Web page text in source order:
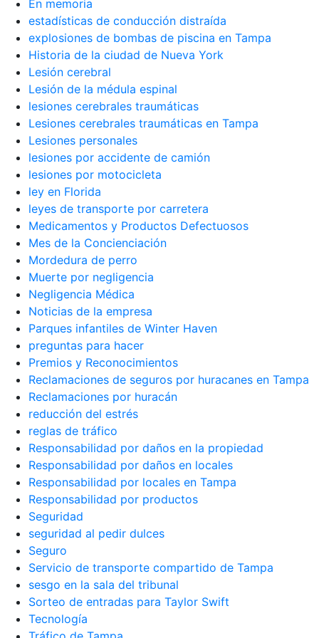
En memoria
estadísticas de conducción distraída
explosiones de bombas de piscina en Tampa
Historia de la ciudad de Nueva York
Lesión cerebral
Lesión de la médula espinal
lesiones cerebrales traumáticas
Lesiones cerebrales traumáticas en Tampa
Lesiones personales
lesiones por accidente de camión
lesiones por motocicleta
ley en Florida
leyes de transporte por carretera
Medicamentos y Productos Defectuosos
Mes de la Concienciación
Mordedura de perro
Muerte por negligencia
Negligencia Médica
Noticias de la empresa
Parques infantiles de Winter Haven
preguntas para hacer
Premios y Reconocimientos
Reclamaciones de seguros por huracanes en Tampa
Reclamaciones por huracán
reducción del estrés
reglas de tráfico
Responsabilidad por daños en la propiedad
Responsabilidad por daños en locales
Responsabilidad por locales en Tampa
Responsabilidad por productos
Seguridad
seguridad al pedir dulces
Seguro
Servicio de transporte compartido de Tampa
sesgo en la sala del tribunal
Sorteo de entradas para Taylor Swift
Tecnología